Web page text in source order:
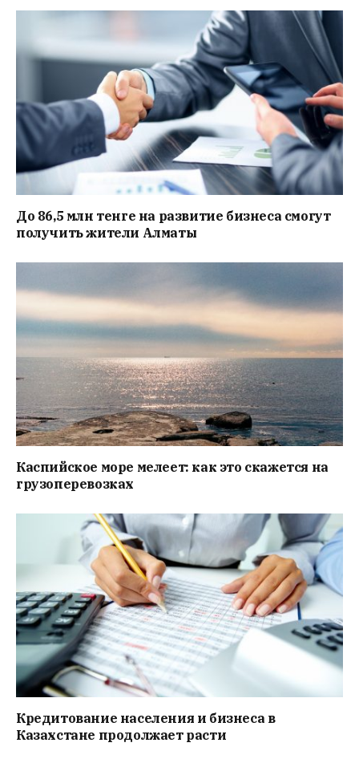
До 86,5 млн тенге на развитие бизнеса смогут
получить жители Алматы
Каспийское море мелеет: как это скажется на
грузоперевозках
Кредитование населения и бизнеса в
Казахстане продолжает расти